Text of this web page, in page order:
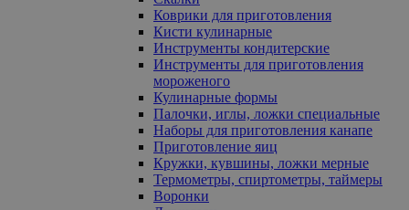
Коврики для приготовления
Кисти кулинарные
Инструменты кондитерские
Инструменты для приготовления
мороженого
Кулинарные формы
Палочки, иглы, ложки специальные
Наборы для приготовления канапе
Приготовление яиц
Кружки, кувшины, ложки мерные
Термометры, спиртометры, таймеры
Воронки